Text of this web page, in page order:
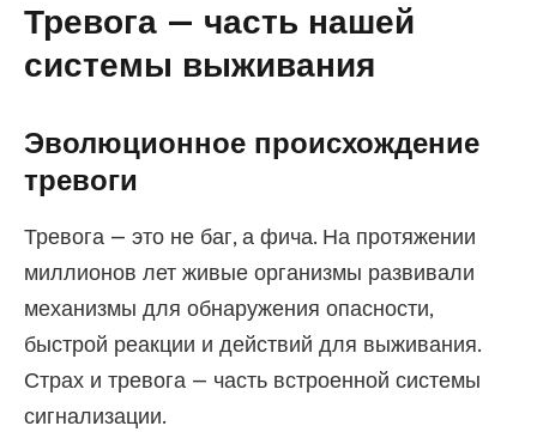
Тревога — часть нашей
системы выживания
Эволюционное происхождение
тревоги
Тревога — это не баг, а фича. На протяжении
миллионов лет живые организмы развивали
механизмы для обнаружения опасности,
быстрой реакции и действий для выживания.
Страх и тревога — часть встроенной системы
сигнализации.